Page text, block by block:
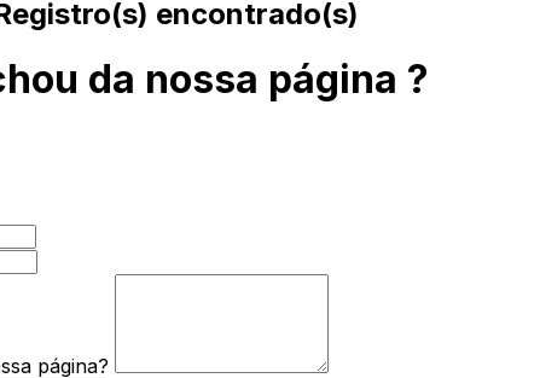
encontrado(s)
da nossa página ?
página?